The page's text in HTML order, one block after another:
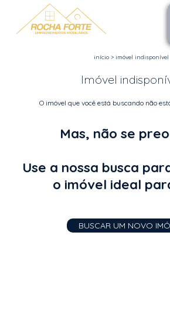
início > imóvel indisponível
Imóvel
O imóvel que você está buscando não
Mas, não se
Use a nossa busca
o imóvel ideal
BUSCAR UM NOVO